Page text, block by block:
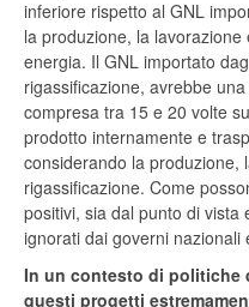
inferiore rispetto al GNL
la produzione, la
energia. Il GNL importato
rigassificazione, avrebbe
compresa tra 15 e 20 volte
prodotto internamente e
considerando la produzione,
rigassificazione. Come
positivi, sia dal punto di
ignorati dai governi
In un contesto di politiche
questi progetti